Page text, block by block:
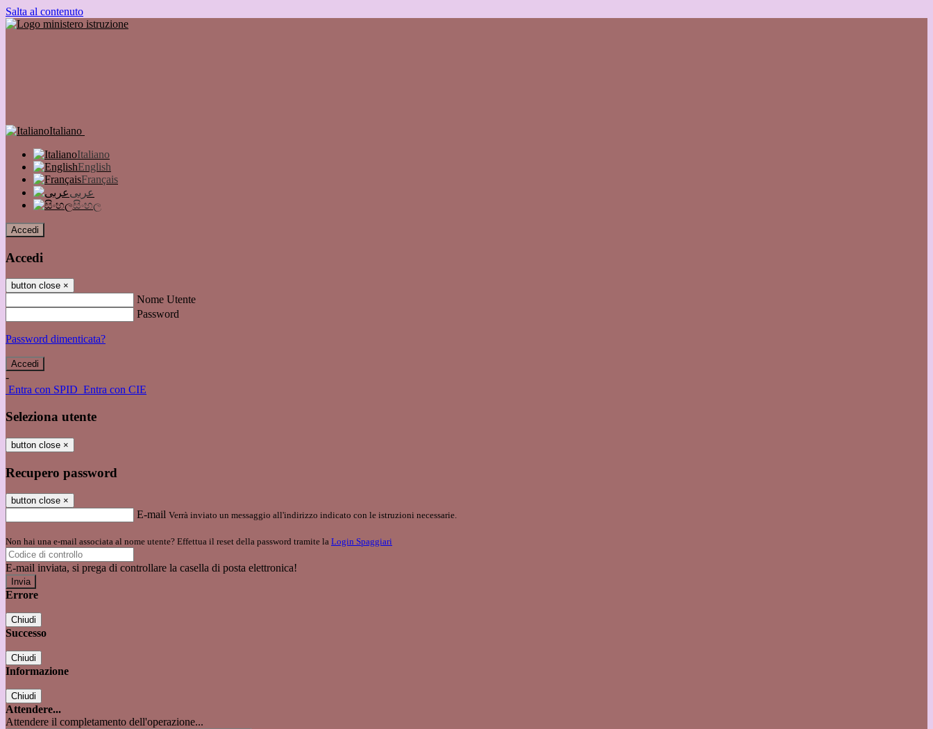
Salta al contenuto
Italiano
Italiano
English
Français
عربى
සිංහල
Accedi
Accedi
button close ×
Nome Utente
Password
Password dimenticata?
-
Entra con SPID Entra con CIE
Seleziona utente
button close ×
Recupero password
button close ×
E-mail Verrà inviato un messaggio all'indirizzo indicato con le istruzioni necessarie.
Non hai una e-mail associata al nome utente? Effettua il reset della password tramite la Login Spaggiari
E-mail inviata, si prega di controllare la casella di posta elettronica!
Errore
Chiudi
Successo
Chiudi
Informazione
Chiudi
Attendere...
Attendere il completamento dell'operazione...